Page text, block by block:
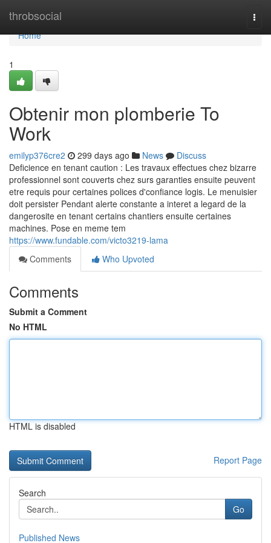
throbsocial
Home
Home
1
Obtenir mon plomberie To
Work
emilyp376cre2 299 days ago News
Discuss
Deficience en tenant caution : Les travaux effectues chez bizarre
professionnel sont couverts chez surs garanties ensuite peuvent
etre requis pour certaines polices d'confiance logis. Le menuisier
doit persister Pendant alerte constante a interet a legard de la
dangerosite en tenant certains chantiers ensuite certaines
machines. Pose en meme tem
https://www.fundable.com/victo3219-lama
Comments
Who Upvoted
Comments
Submit a Comment
No HTML
HTML is disabled
Report Page
Search
Go
Published News